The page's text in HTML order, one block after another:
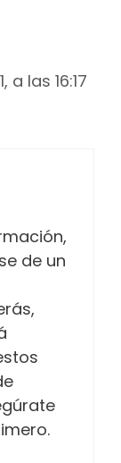
a las 16:17
de un